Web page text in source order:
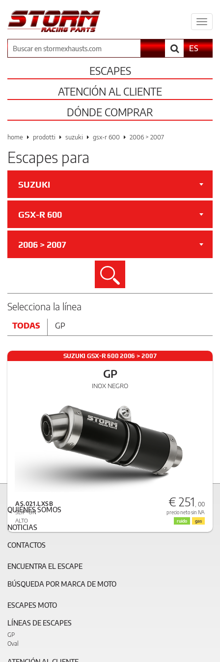
il
Buscar
ES
ESCAPES
ATENCIÓN AL CLIENTE
DÓNDE COMPRAR
home prodotti suzuki gsx-r 600 2006 > 2007
Escapes para
SUZUKI
GSX-R 600
2006 > 2007
Buscar
Selecciona la línea
TODAS GP
SUZUKI GSX-R 600 2006 > 2007
GP
INOX NEGRO
AS.021.LXSB
SLIP-ON
ALTO
€ 251 , 00
precio neto sin IVA
ruido gas
QUIÉNES SOMOS
NOTICIAS
CONTACTOS
ENCUENTRA EL ESCAPE
BÚSQUEDA POR MARCA DE MOTO
ESCAPES MOTO
LÍNEAS DE ESCAPES
GP
Oval